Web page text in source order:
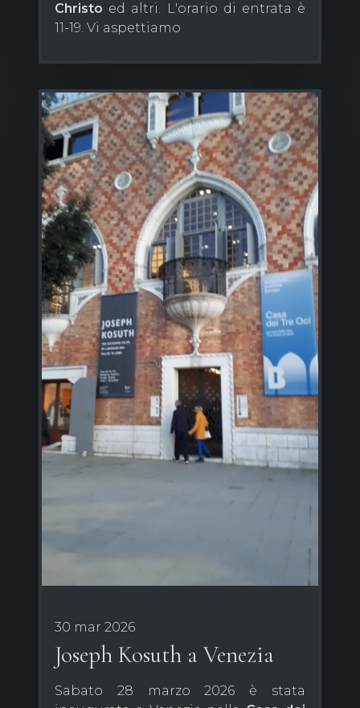
Christo ed altri. L'orario di entrata è
11-19. Vi aspettiamo
30 mar 2026
Joseph Kosuth a Venezia
Sabato 28 marzo 2026 è stata